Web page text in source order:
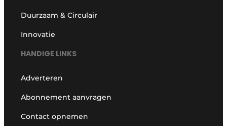
Duurzaam & Circulair
Innovatie
HANDIGE LINKS
Adverteren
Abonnement aanvragen
Contact opnemen